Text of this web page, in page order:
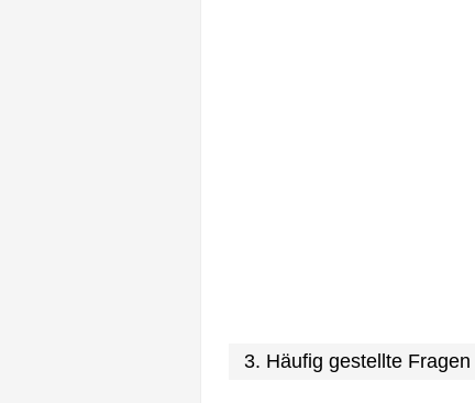
3. Häufig gestellte